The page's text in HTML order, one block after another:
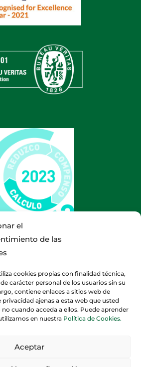
el
de las
cookies propias con finalidad técnica,
carácter personal de los usuarios sin su
contiene enlaces a sitios web de
ajenas a esta web que usted
cuando acceda a ellos. Puede aprender
en nuestra Política de Cookies.
Aceptar